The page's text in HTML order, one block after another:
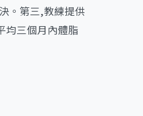
。第三,教練提供
均三個月內體脂